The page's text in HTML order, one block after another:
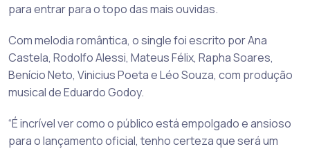
para entrar para o topo das mais ouvidas.
Com melodia romântica, o single foi escrito por Ana
Castela, Rodolfo Alessi, Mateus Félix, Rapha Soares,
Benício Neto, Vinicius Poeta e Léo Souza, com produção
musical de Eduardo Godoy.
“É incrível ver como o público está empolgado e ansioso
para o lançamento oficial, tenho certeza que será um